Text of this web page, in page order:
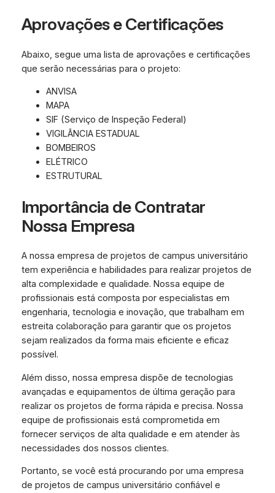
Aprovações e Certificações
Abaixo, segue uma lista de aprovações e certificações
que serão necessárias para o projeto:
ANVISA
MAPA
SIF (Serviço de Inspeção Federal)
VIGILÂNCIA ESTADUAL
BOMBEIROS
ELÉTRICO
ESTRUTURAL
Importância de Contratar
Nossa Empresa
A nossa empresa de projetos de campus universitário
tem experiência e habilidades para realizar projetos de
alta complexidade e qualidade. Nossa equipe de
profissionais está composta por especialistas em
engenharia, tecnologia e inovação, que trabalham em
estreita colaboração para garantir que os projetos
sejam realizados da forma mais eficiente e eficaz
possível.
Além disso, nossa empresa dispõe de tecnologias
avançadas e equipamentos de última geração para
realizar os projetos de forma rápida e precisa. Nossa
equipe de profissionais está comprometida em
fornecer serviços de alta qualidade e em atender às
necessidades dos nossos clientes.
Portanto, se você está procurando por uma empresa
de projetos de campus universitário confiável e